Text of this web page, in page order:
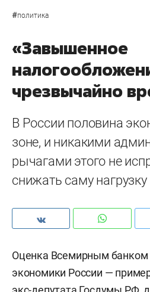
#политика
«Завышенное
чрезвычайно
В России половина
зоне, и никакими
рычагами этого не
снижать саму нагрузку
Оценка Всемирным банком
экономики России —